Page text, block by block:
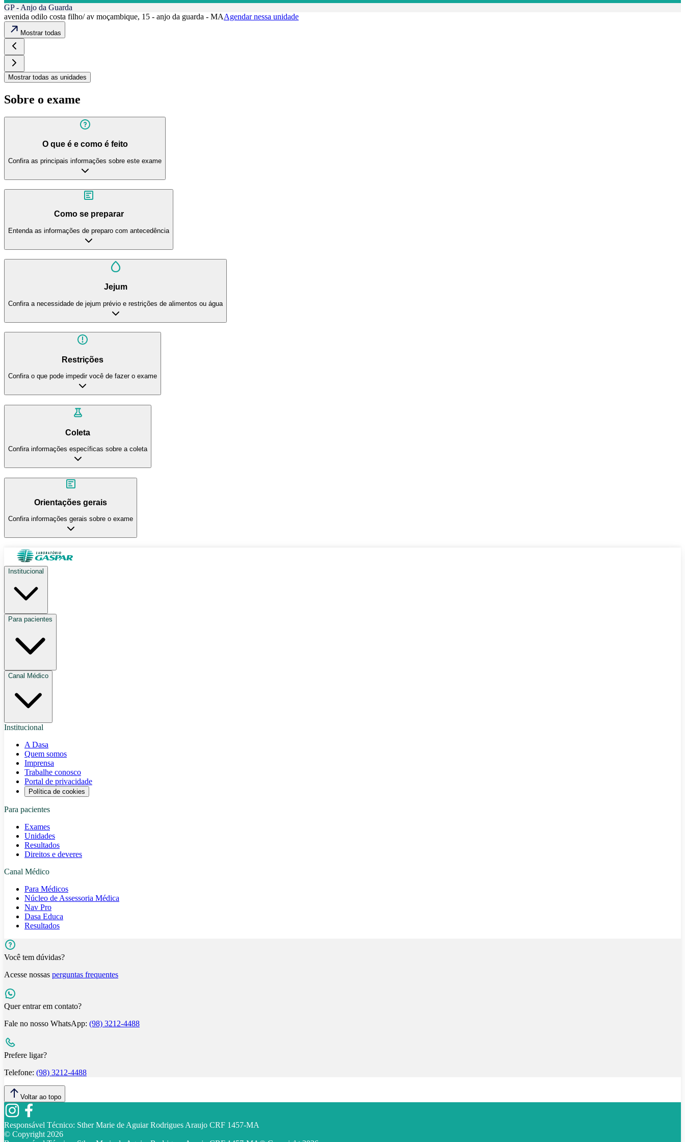
GP - Anjo da Guarda
avenida odilo costa filho/ av moçambique, 15 - anjo da guarda - MAAgendar nessa unidade
Mostrar todas
Mostrar todas as unidades
Sobre o exame
O que é e como é feito
Confira as principais informações sobre este exame
Como se preparar
Entenda as informações de preparo com antecedência
Jejum
Confira a necessidade de jejum prévio e restrições de alimentos ou água
Restrições
Confira o que pode impedir você de fazer o exame
Coleta
Confira informações específicas sobre a coleta
Orientações gerais
Confira informações gerais sobre o exame
Institucional
Para pacientes
Canal Médico
Institucional
A Dasa
Quem somos
Imprensa
Trabalhe conosco
Portal de privacidade
Política de cookies
Para pacientes
Exames
Unidades
Resultados
Direitos e deveres
Canal Médico
Para Médicos
Núcleo de Assessoria Médica
Nav Pro
Dasa Educa
Resultados
Você tem dúvidas?
Acesse nossas perguntas frequentes
Quer entrar em contato?
Fale no nosso WhatsApp: (98) 3212-4488
Prefere ligar?
Telefone: (98) 3212-4488
Voltar ao topo
Responsável Técnico: Sther Marie de Aguiar Rodrigues Araujo CRF 1457-MA
© Copyright 2026